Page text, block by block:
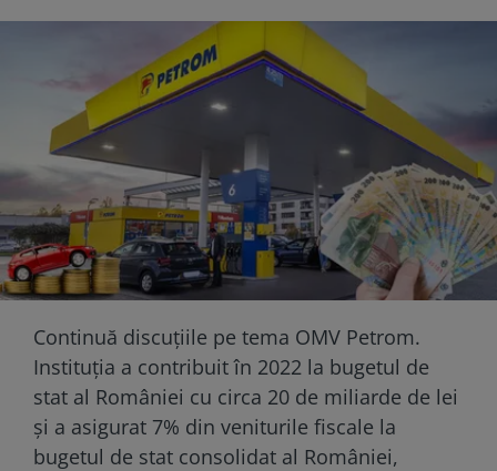
Continuă discuțiile pe tema OMV Petrom.
Instituția a contribuit în 2022 la bugetul de
stat al României cu circa 20 de miliarde de lei
şi a asigurat 7% din veniturile fiscale la
bugetul de stat consolidat al României,